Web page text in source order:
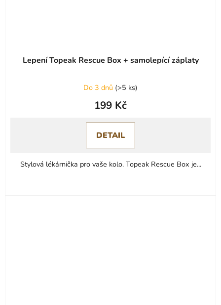
Lepení Topeak Rescue Box + samolepící záplaty
Do 3 dnů (>5 ks)
199 Kč
DETAIL
Stylová lékárnička pro vaše kolo. Topeak Rescue Box je...